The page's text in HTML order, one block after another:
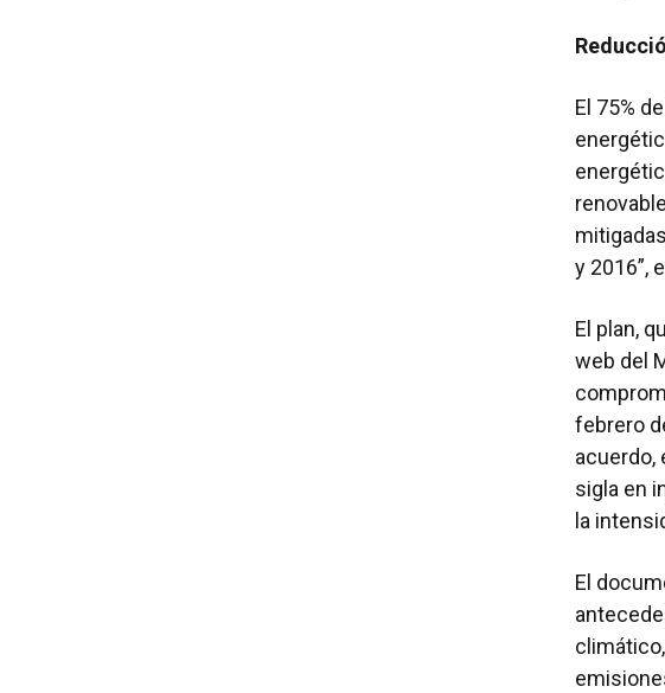
El 75%
y 2016”,
El plan,
web del
febrero
acuerdo,
sigla en
la
El